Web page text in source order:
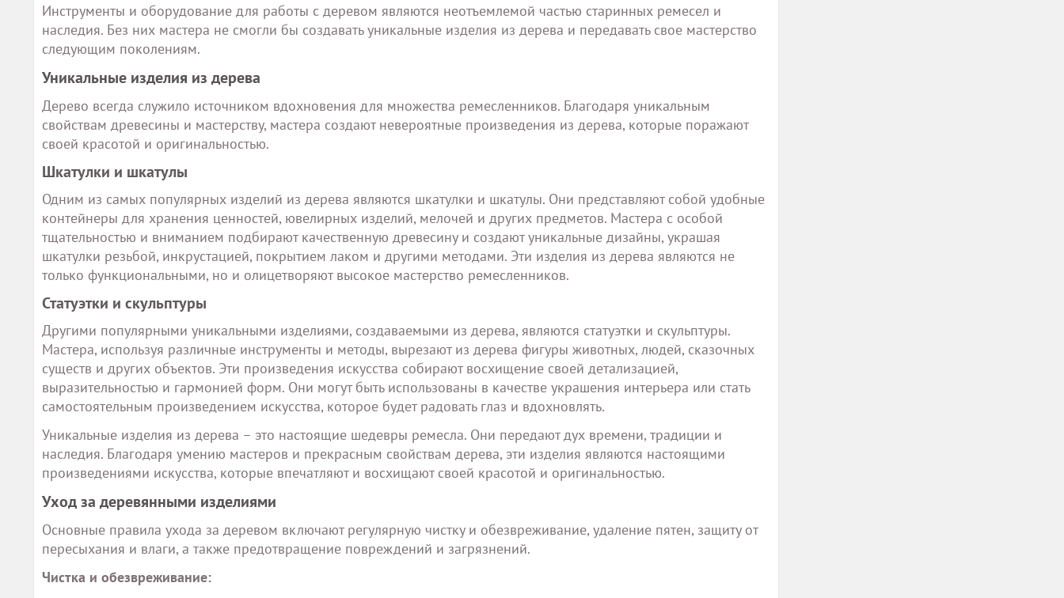
Инструменты и оборудование для работы с деревом являются неотъемлемой частью старинных ремесел и
наследия. Без них мастера не смогли бы создавать уникальные изделия из дерева и передавать свое мастерство
следующим поколениям.
Уникальные изделия из дерева
Дерево всегда служило источником вдохновения для множества ремесленников. Благодаря уникальным
свойствам древесины и мастерству, мастера создают невероятные произведения из дерева, которые поражают
своей красотой и оригинальностью.
Шкатулки и шкатулы
Одним из самых популярных изделий из дерева являются шкатулки и шкатулы. Они представляют собой удобные
контейнеры для хранения ценностей, ювелирных изделий, мелочей и других предметов. Мастера с особой
тщательностью и вниманием подбирают качественную древесину и создают уникальные дизайны, украшая
шкатулки резьбой, инкрустацией, покрытием лаком и другими методами. Эти изделия из дерева являются не
только функциональными, но и олицетворяют высокое мастерство ремесленников.
Статуэтки и скульптуры
Другими популярными уникальными изделиями, создаваемыми из дерева, являются статуэтки и скульптуры.
Мастера, используя различные инструменты и методы, вырезают из дерева фигуры животных, людей, сказочных
существ и других объектов. Эти произведения искусства собирают восхищение своей детализацией,
выразительностью и гармонией форм. Они могут быть использованы в качестве украшения интерьера или стать
самостоятельным произведением искусства, которое будет радовать глаз и вдохновлять.
Уникальные изделия из дерева – это настоящие шедевры ремесла. Они передают дух времени, традиции и
наследия. Благодаря умению мастеров и прекрасным свойствам дерева, эти изделия являются настоящими
произведениями искусства, которые впечатляют и восхищают своей красотой и оригинальностью.
Уход за деревянными изделиями
Основные правила ухода за деревом включают регулярную чистку и обезвреживание, удаление пятен, защиту от
пересыхания и влаги, а также предотвращение повреждений и загрязнений.
Чистка и обезвреживание: